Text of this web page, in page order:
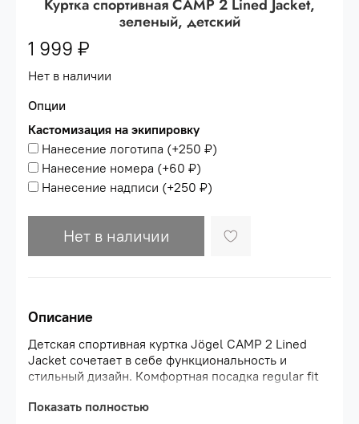
Куртка спортивная CAMP 2 Lined Jacket,
зеленый, детский
1 999 ₽
Нет в наличии
Опции
Кастомизация на экипировку
Нанесение логотипа (+250 ₽)
Нанесение номера (+60 ₽)
Нанесение надписи (+250 ₽)
Нет в наличии
Описание
Детская спортивная куртка Jögel CAMP 2 Lined
Jacket сочетает в себе функциональность и
стильный дизайн. Комфортная посадка regular fit
погоду, так и для повседневной носки.\nМодель
Показать полностью